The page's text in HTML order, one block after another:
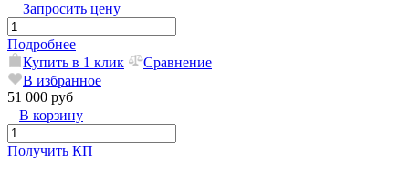
Запросить цену
Подробнее
Купить в 1 клик
Сравнение
В избранное
51 000 руб
В корзину
Получить КП